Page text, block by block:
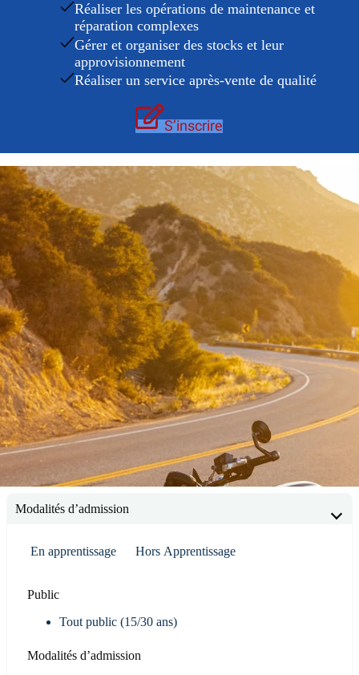
Réaliser les opérations de maintenance et
réparation complexes
Gérer et organiser des stocks et leur
approvisionnement
Réaliser un service après-vente de qualité
S’inscrire
Modalités d’admission
En apprentissage Hors Apprentissage
Public
Tout public (15/30 ans)
Modalités d’admission